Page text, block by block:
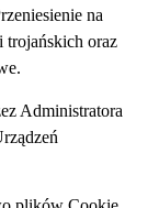
na
oraz
Administratora